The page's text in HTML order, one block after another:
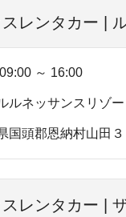
レンタカー |
～ 16:00
ルネッサンスリゾ
国頭郡恩納村山田３
レンタカー |